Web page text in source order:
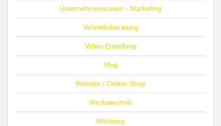
Unternehmensnews – Marketing
Vertriebsberatung
Video-Erstellung
Vlog
Website / Online-Shop
Werbetechnik
Werbung